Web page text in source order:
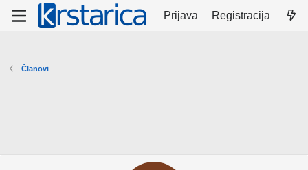
Prijava Registracija
Članovi